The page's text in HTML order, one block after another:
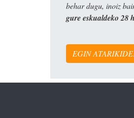
behar dugu, inoiz
gure eskualdeko 28
EGIN